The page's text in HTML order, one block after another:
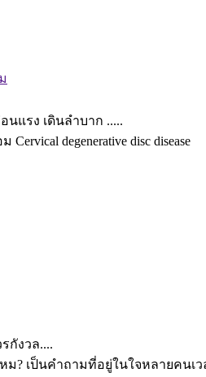
แรง เดินลำบาก .....
degenerative disc disease
กังวล....
หม? เป็นคำถามที่อยู่ในใจหลายคน